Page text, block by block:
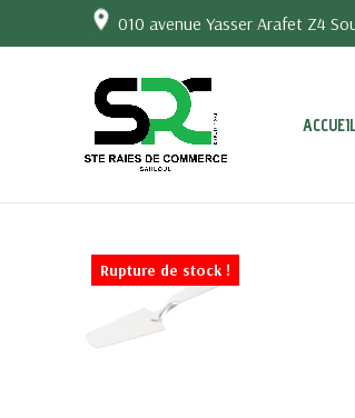
010 avenue Yasser Arafet Z4
Rupture de stock !